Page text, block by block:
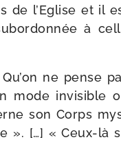
de l’Eglise et il
à
ne pense
mode invi­sible
son Corps
». […] « Ceux-​là